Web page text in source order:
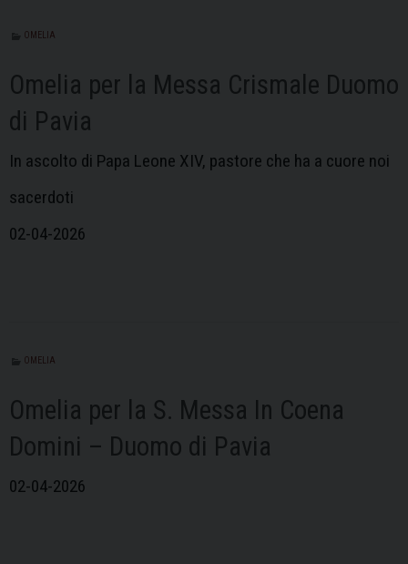
OMELIA
Omelia per la Messa Crismale Duomo
di Pavia
In ascolto di Papa Leone XIV, pastore che ha a cuore noi
sacerdoti
02-04-2026
OMELIA
Omelia per la S. Messa In Coena
Domini – Duomo di Pavia
02-04-2026